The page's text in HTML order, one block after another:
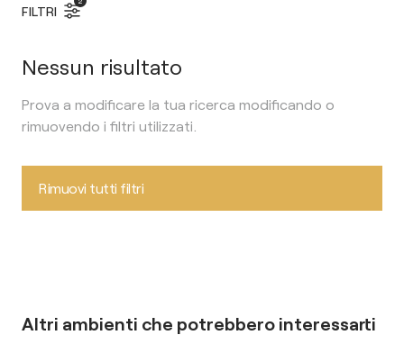
FILTRI
Nessun risultato
Prova a modificare la tua ricerca modificando o
rimuovendo i filtri utilizzati.
Rimuovi tutti filtri
Altri ambienti che potrebbero interessarti